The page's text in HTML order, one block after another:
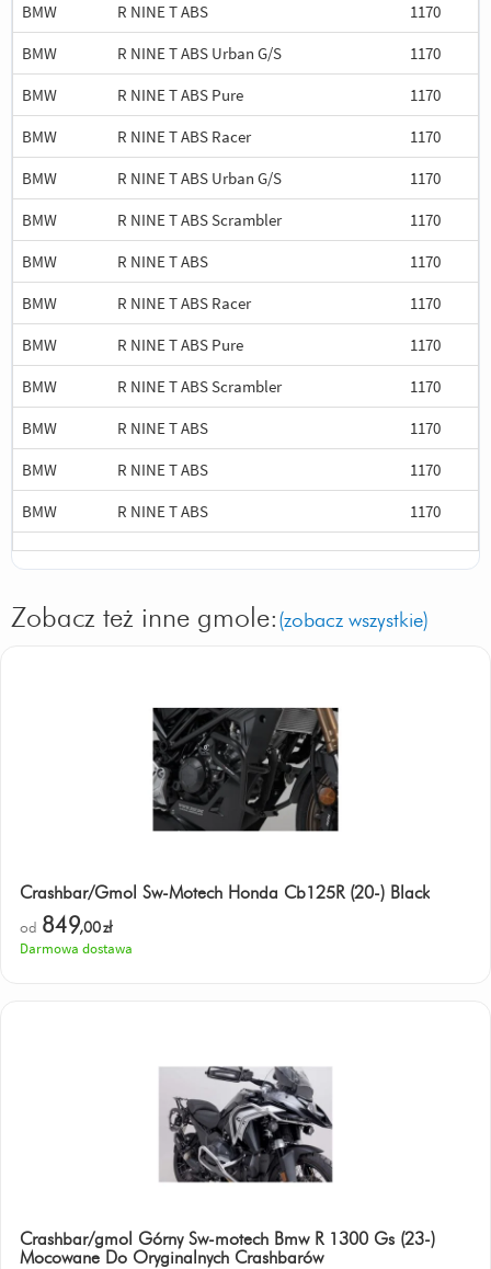
BMW
R NINE T ABS
1170
BMW
R NINE T ABS Urban G/S
1170
BMW
R NINE T ABS Pure
1170
BMW
R NINE T ABS Racer
1170
BMW
R NINE T ABS Urban G/S
1170
BMW
R NINE T ABS Scrambler
1170
BMW
R NINE T ABS
1170
BMW
R NINE T ABS Racer
1170
BMW
R NINE T ABS Pure
1170
BMW
R NINE T ABS Scrambler
1170
BMW
R NINE T ABS
1170
BMW
R NINE T ABS
1170
BMW
R NINE T ABS 1170
Zobacz też inne gmole: (zobacz wszystkie)
Crashbar/Gmol Sw-Motech Honda Cb125R (20-) Black
od 849,00zł
Darmowa dostawa
Crashbar/gmol Górny Sw-motech Bmw R 1300 Gs (23-)
Mocowane Do Oryginalnych Crashbarów